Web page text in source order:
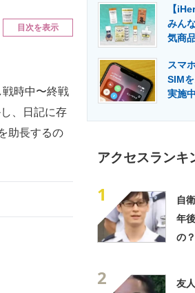
目次を表示
時中〜終戦
、日記に存
助長するの
【
みん
気商
スマ
SIM
実施
アクセスランキ
1
自
年
の
2
友